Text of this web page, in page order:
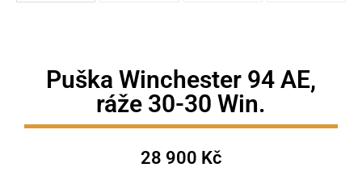
Puška Winchester 94 AE,
ráže 30-30 Win.
28 900 Kč